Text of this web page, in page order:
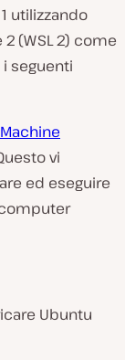
utilizzando
(WSL 2) come
i seguenti
vi
ed eseguire
computer
Ubuntu